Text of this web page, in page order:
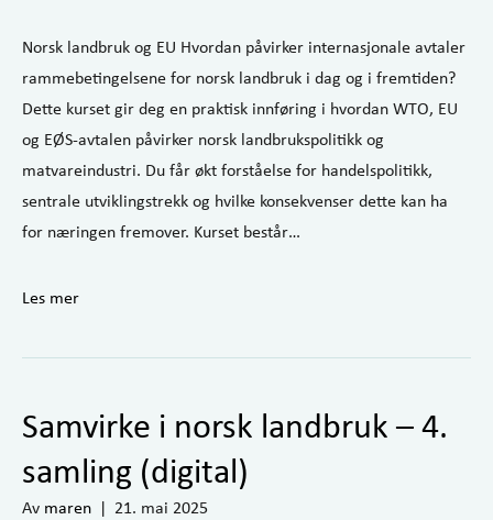
Norsk landbruk og EU Hvordan påvirker internasjonale avtaler
rammebetingelsene for norsk landbruk i dag og i fremtiden?
Dette kurset gir deg en praktisk innføring i hvordan WTO, EU
og EØS-avtalen påvirker norsk landbrukspolitikk og
matvareindustri. Du får økt forståelse for handelspolitikk,
sentrale utviklingstrekk og hvilke konsekvenser dette kan ha
for næringen fremover. Kurset består…
Les mer
Samvirke i norsk landbruk – 4.
samling (digital)
Av maren | 21. mai 2025